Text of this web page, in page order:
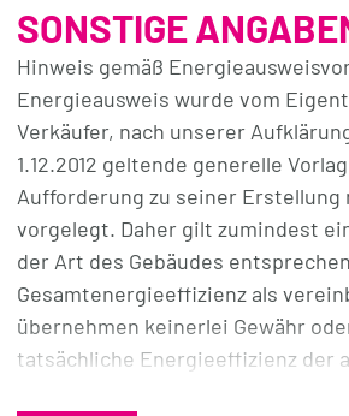
was Sie brauchen. Einen Herd mit
inkl. Dunstabzugshaube,
Der praktische
der Küche bietet Stauraum genug
Waschmaschine, Trockner und
Und zum Haus gehört eine
Wir laden Sie ein, dieses Haus bei
Besichtigung zu erleben!
SONSTIGE
Hinweis gemäß
Energieausweis wurde vom
Verkäufer, nach unserer
1.12.2012 geltende generelle
Aufforderung zu seiner Erstellung
vorgelegt. Daher gilt zumindest
der Art des Gebäudes
Gesamtenergieeffizienz als
übernehmen keinerlei Gewähr
tatsächliche Energieeffizienz der